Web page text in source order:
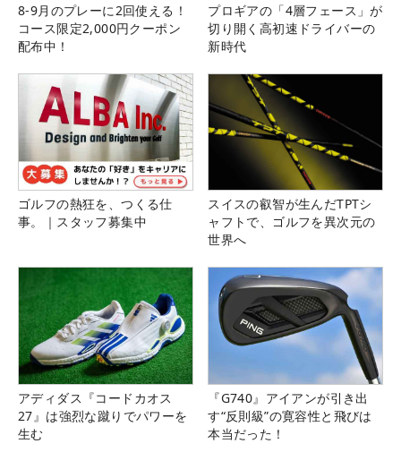
8-9月のプレーに2回使える！
コース限定2,000円クーポン
配布中！
プロギアの「4層フェース」が
切り開く高初速ドライバーの
新時代
ゴルフの熱狂を、つくる仕
事。｜スタッフ募集中
スイスの叡智が生んだTPTシ
ャフトで、ゴルフを異次元の
世界へ
アディダス『コードカオス
27』は強烈な蹴りでパワーを
生む
『G740』アイアンが引き出
す“反則級”の寛容性と飛びは
本当だった！